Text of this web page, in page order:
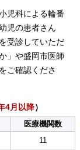
児科による輪番
児の患者さん
受診していただ
」や盛岡市医師
ご確認くださ
4月以降）
医療機関数
11